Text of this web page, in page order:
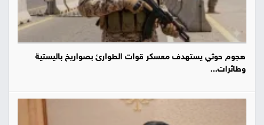
هجوم حوثي يستهدف معسكر قوات الطوارئ بصواريخ باليستية
وطائرات...